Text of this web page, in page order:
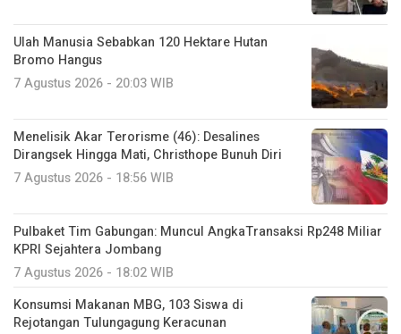
Ulah Manusia Sebabkan 120 Hektare Hutan
Bromo Hangus
7 Agustus 2026 - 20:03 WIB
Menelisik Akar Terorisme (46): Desalines
Dirangsek Hingga Mati, Christhope Bunuh Diri
7 Agustus 2026 - 18:56 WIB
Pulbaket Tim Gabungan: Muncul AngkaTransaksi Rp248 Miliar
KPRI Sejahtera Jombang
7 Agustus 2026 - 18:02 WIB
Konsumsi Makanan MBG, 103 Siswa di
Rejotangan Tulungagung Keracunan